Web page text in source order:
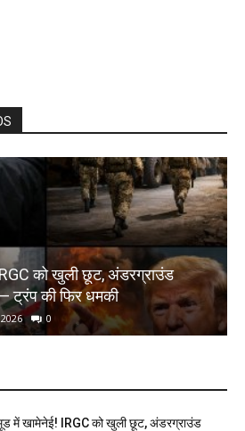
को खुली छूट, अंडरग्राउंड
— ट्रंप की फिर धमकी
0
में खामेनेई! IRGC को खुली छूट, अंडरग्राउंड